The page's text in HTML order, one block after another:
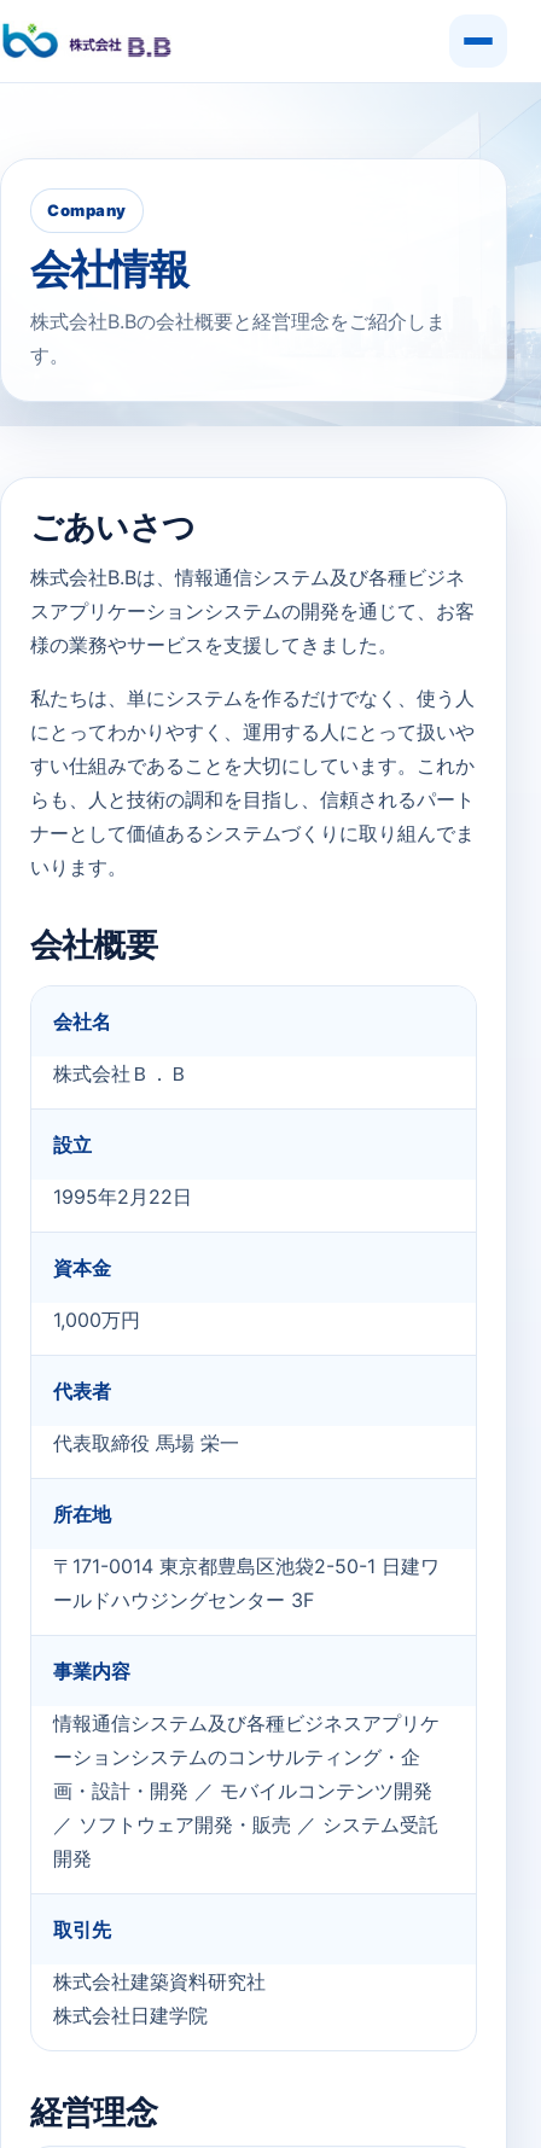
Company
会社情報
株式会社B.Bの会社概要と経営理念をご紹介しま
す。
ごあいさつ
株式会社B.Bは、情報通信システム及び各種ビジネ
スアプリケーションシステムの開発を通じて、お客
様の業務やサービスを支援してきました。
私たちは、単にシステムを作るだけでなく、使う人
にとってわかりやすく、運用する人にとって扱いや
すい仕組みであることを大切にしています。これか
らも、人と技術の調和を目指し、信頼されるパート
ナーとして価値あるシステムづくりに取り組んでま
いります。
会社概要
会社名
株式会社Ｂ．Ｂ
設立
1995年2月22日
資本金
1,000万円
代表者
代表取締役 馬場 栄一
所在地
〒171-0014 東京都豊島区池袋2-50-1 日建ワ
ールドハウジングセンター 3F
事業内容
情報通信システム及び各種ビジネスアプリケ
ーションシステムのコンサルティング・企
画・設計・開発 ／ モバイルコンテンツ開発
／ ソフトウェア開発・販売 ／ システム受託
開発
取引先
株式会社建築資料研究社
株式会社日建学院
経営理念